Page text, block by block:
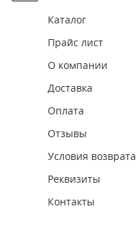
Каталог
Прайс лист
О компании
Доставка
Оплата
Отзывы
Условия возврата
Реквизиты
Контакты